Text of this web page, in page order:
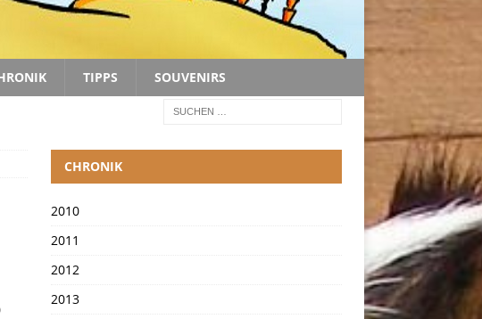
TIPPS SOUVENIRS
CHRONIK
2010
2011
2012
2013